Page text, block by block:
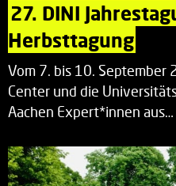
27. DINI
Herbsttagung
Vom 7. bis 10. September
Center und die
Aachen Expert*innen aus…